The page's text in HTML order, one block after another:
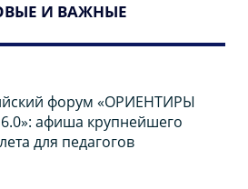
И ВАЖНЫЕ
форум «ОРИЕНТИРЫ
афиша крупнейшего
для педагогов